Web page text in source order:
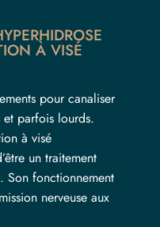
À VISÉ
pour canaliser
parfois lourds.
à visé
un traitement
Son fonctionnement
nerveuse aux